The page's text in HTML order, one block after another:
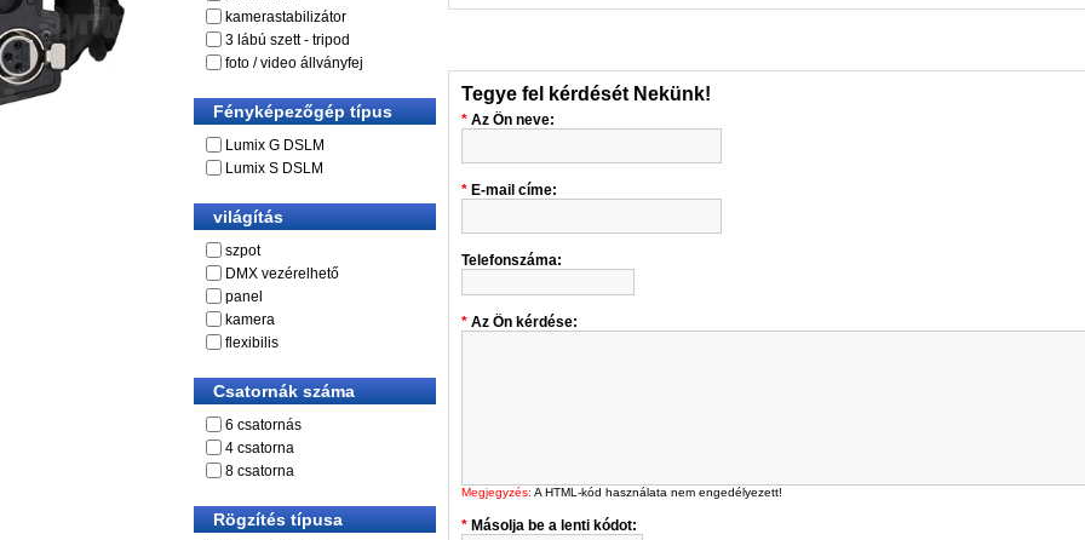
kamerastabilizátor
3 lábú szett - tripod
foto / video állványfej
Fényképezőgép típus
Lumix G DSLM
Lumix S DSLM
világítás
szpot
DMX vezérelhető
panel
kamera
flexibilis
Csatornák száma
6 csatornás
4 csatorna
8 csatorna
Rögzítés típusa
Tegye fel kérdését Nekünk!
Az Ön neve:
E-mail címe:
Telefonszáma:
Az Ön kérdése:
Megjegyzés: A HTML-kód használata nem engedélyezett!
Másolja be a lenti kódot: